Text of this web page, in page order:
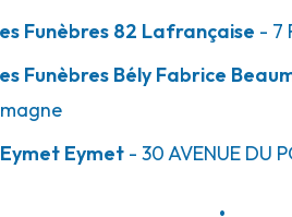
- Eymet
Funèbres 82 Lafrançaise - 7
Funèbres Bély Fabrice
Eymet - 30 AVENUE DU